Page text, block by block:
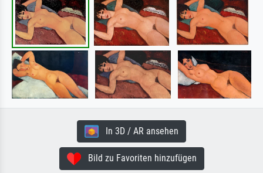
In 3D / AR ansehen
Bild zu Favoriten hinzufügen